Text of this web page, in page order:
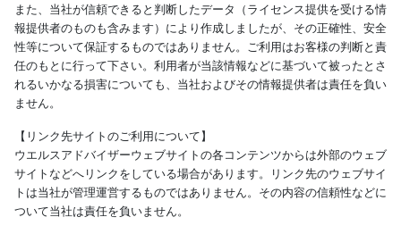
また、当社が信頼できると判断したデータ（ライセンス提供を受ける情
報提供者のものも含みます）により作成しましたが、その正確性、安全
性等について保証するものではありません。ご利用はお客様の判断と責
任のもとに行って下さい。利用者が当該情報などに基づいて被ったとさ
れるいかなる損害についても、当社およびその情報提供者は責任を負い
ません。
【リンク先サイトのご利用について】
ウエルスアドバイザーウェブサイトの各コンテンツからは外部のウェブ
サイトなどへリンクをしている場合があります。リンク先のウェブサイ
トは当社が管理運営するものではありません。その内容の信頼性などに
ついて当社は責任を負いません。